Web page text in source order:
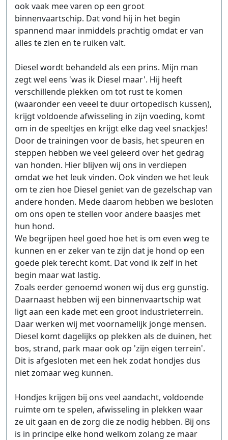
ook vaak mee varen op een groot
binnenvaartschip. Dat vond hij in het begin
spannend maar inmiddels prachtig omdat er van
alles te zien en te ruiken valt.
Diesel wordt behandeld als een prins. Mijn man
zegt wel eens 'was ik Diesel maar'. Hij heeft
verschillende plekken om tot rust te komen
(waaronder een veeel te duur ortopedisch kussen),
krijgt voldoende afwisseling in zijn voeding, komt
om in de speeltjes en krijgt elke dag veel snackjes!
Door de trainingen voor de basis, het speuren en
steppen hebben we veel geleerd over het gedrag
van honden. Hier blijven wij ons in verdiepen
omdat we het leuk vinden. Ook vinden we het leuk
om te zien hoe Diesel geniet van de gezelschap van
andere honden. Mede daarom hebben we besloten
om ons open te stellen voor andere baasjes met
hun hond.
We begrijpen heel goed hoe het is om even weg te
kunnen en er zeker van te zijn dat je hond op een
goede plek terecht komt. Dat vond ik zelf in het
begin maar wat lastig.
Zoals eerder genoemd wonen wij dus erg gunstig.
Daarnaast hebben wij een binnenvaartschip wat
ligt aan een kade met een groot industrieterrein.
Daar werken wij met voornamelijk jonge mensen.
Diesel komt dagelijks op plekken als de duinen, het
bos, strand, park maar ook op 'zijn eigen terrein'.
Dit is afgesloten met een hek zodat hondjes dus
niet zomaar weg kunnen.
Hondjes krijgen bij ons veel aandacht, voldoende
ruimte om te spelen, afwisseling in plekken waar
ze uit gaan en de zorg die ze nodig hebben. Bij ons
is in principe elke hond welkom zolang ze maar